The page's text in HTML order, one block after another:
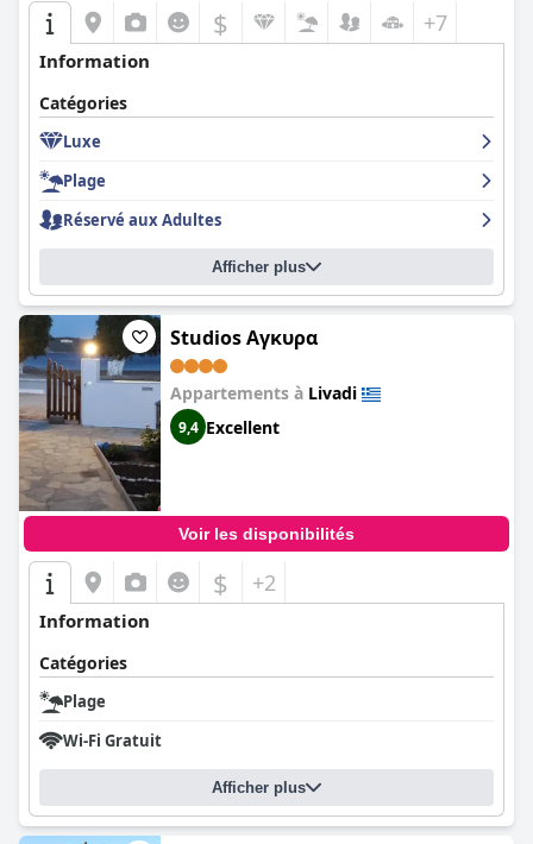
$ +7
Information
Catégories
Luxe
Plage
Réservé aux Adultes
Afficher plus
Studios Αγκυρα
Appartements à Livadi
9,4 Excellent
Voir les disponibilités
$ +2
Information
Catégories
Plage
Wi-Fi Gratuit
Afficher plus